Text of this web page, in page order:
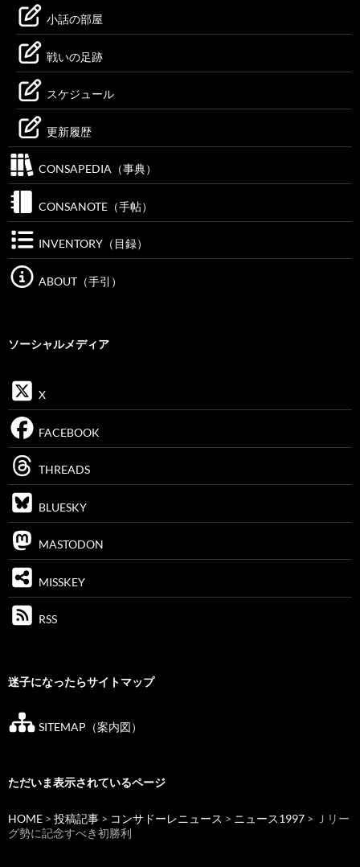
小話の部屋
戦いの足跡
スケジュール
更新履歴
CONSAPEDIA（事典）
CONSANOTE（手帖）
INVENTORY（目録）
ABOUT（手引）
ソーシャルメディア
X
FACEBOOK
THREADS
BLUESKY
MASTODON
MISSKEY
RSS
迷子になったらサイトマップ
SITEMAP（案内図）
ただいま表示されているページ
HOME > 投稿記事 > コンサドーレニュース > ニュース1997 > Ｊリー
グ勢に記念すべき初勝利